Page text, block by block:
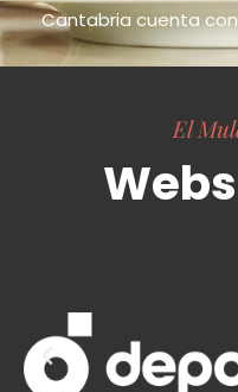
Cantabria cuenta
El